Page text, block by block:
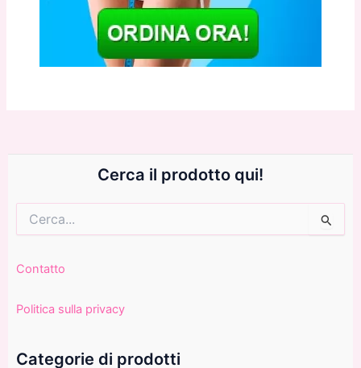
Cerca il prodotto qui!
Contatto
Politica sulla privacy
Categorie di prodotti